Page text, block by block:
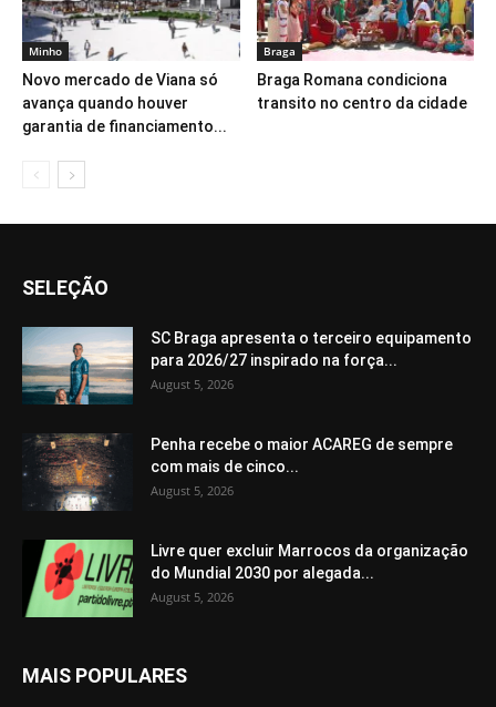
Minho
Novo mercado de Viana só
avança quando houver
garantia de financiamento...
Braga
Braga Romana condiciona
transito no centro da cidade
SELEÇÃO
SC Braga apresenta o terceiro equipamento
para 2026/27 inspirado na força...
August 5, 2026
Penha recebe o maior ACAREG de sempre
com mais de cinco...
August 5, 2026
Livre quer excluir Marrocos da organização
do Mundial 2030 por alegada...
August 5, 2026
MAIS POPULARES